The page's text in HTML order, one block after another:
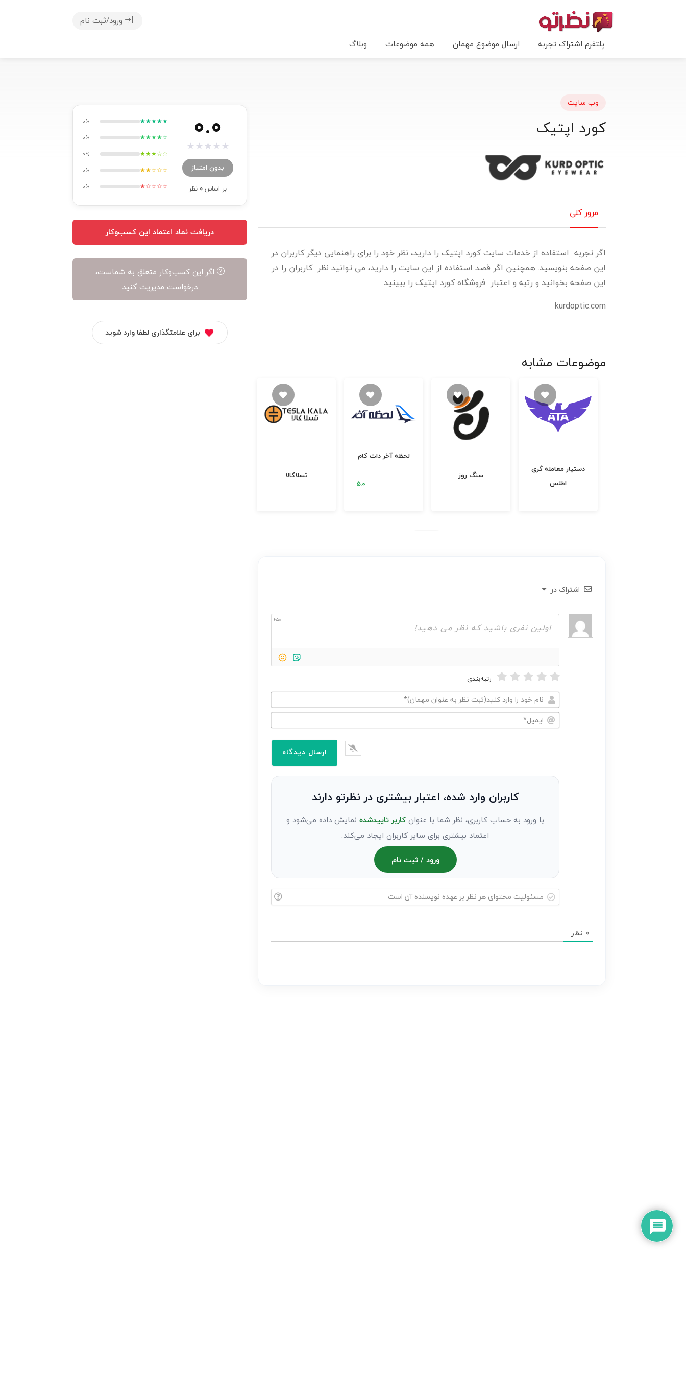
پلتفرم اشتراک تجربه ارسال موضوع مهمان همه موضوعات وبلاگ
ورود/ثبت نام
وب سایت
کورد اپتیک
مرور کلی
اگر تجربه استفاده از خدمات سایت کورد اپتیک را دارید، نظر خود را برای راهنمایی دیگر کاربران در
این صفحه بنویسید. همچنین اگر قصد استفاده از این سایت را دارید، می توانید نظر کاربران را در
این صفحه بخوانید و رتبه و اعتبار فروشگاه کورد اپتیک را ببینید.
kurdoptic.com
موضوعات مشابه
تسلاکالا
لحظه آخر دات کام
سنگ روز
دستیار معامله گری
اطلس
اشتراک در
650
رتبه‌بندی
نام
خود
نظر
مهمان)*
کاربران وارد شده، اعتبار بیشتری در نظرتو دارند
با ورود به حساب کاربری، نظر شما با عنوانکاربر تاییدشدهنمایش داده می‌شود و
اعتماد بیشتری برای سایر کاربران ایجاد می‌کند.
ورود / ثبت نام
هر
0 نظر
0.0
★
★
★
★
★
بدون امتیاز
بر اساس0 نظر
★★★★★
0%
★★★★☆
0%
★★★☆☆
0%
★★☆☆☆
0%
★☆☆☆☆
0%
دریافت نماد اعتماد این کسب‌وکار
اگر این کسب‌وکار متعلق به شماست،
درخواست مدیریت کنید
برای علامتگذاری لطفا وارد شوید